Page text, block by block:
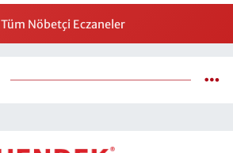
Tüm Nöbetçi Eczaneler